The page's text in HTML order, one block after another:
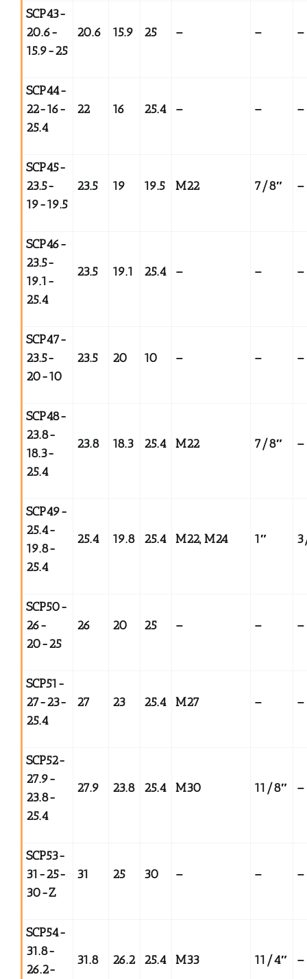
SCP43-
20.6-
15.9-25
20.6 15.9 25 – – –
SCP44-
22-16-
25.4
22 16 25.4 – – –
SCP45-
23.5-
19-19.5
23.5 19 19.5 M22 7/8″ –
SCP46-
23.5-
19.1-
25.4
23.5 19.1 25.4 – – –
SCP47-
23.5-
20-10
23.5 20 10 – – –
SCP48-
23.8-
18.3-
25.4
23.8 18.3 25.4 M22 7/8″ –
SCP49-
25.4-
19.8-
25.4
25.4 19.8 25.4 M22, M24 1″
SCP50-
26-
20-25
26 20 25 – – –
SCP51-
27-23-
25.4
27 23 25.4 M27 – –
SCP52-
27.9-
23.8-
25.4
27.9 23.8 25.4 M30 11/8″ –
SCP53-
31-25-
30-Z
31 25 30 – – –
SCP54-
31.8-
26.2-
31.8 26.2 25.4 M33 11/4″ –